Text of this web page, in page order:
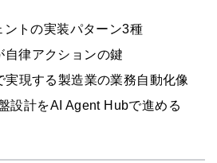
ントの実装パターン3種
自律アクションの鍵
実現する製造業の業務自動化像
設計をAI Agent Hubで進める